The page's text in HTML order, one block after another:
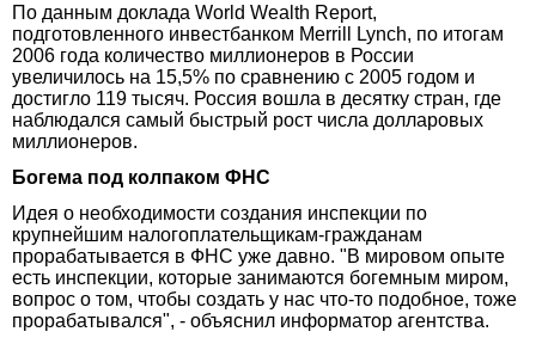
По данным доклада World Wealth Report,
подготовленного инвестбанком Merrill Lynch, по итогам
2006 года количество миллионеров в России
увеличилось на 15,5% по сравнению с 2005 годом и
достигло 119 тысяч. Россия вошла в десятку стран, где
наблюдался самый быстрый рост числа долларовых
миллионеров.
Богема под колпаком ФНС
Идея о необходимости создания инспекции по
крупнейшим налогоплательщикам-гражданам
прорабатывается в ФНС уже давно. "В мировом опыте
есть инспекции, которые занимаются богемным миром,
вопрос о том, чтобы создать у нас что-то подобное, тоже
прорабатывался", - объяснил информатор агентства.